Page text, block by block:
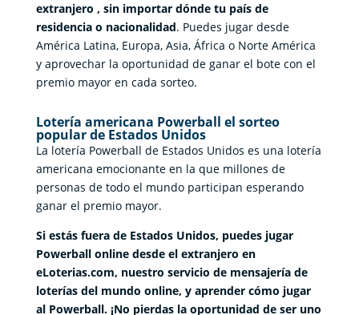
extranjero , sin importar dónde tu país de
residencia o nacionalidad. Puedes jugar desde
América Latina, Europa, Asia, África o Norte América
y aprovechar la oportunidad de ganar el bote con el
premio mayor en cada sorteo.
Lotería americana Powerball el sorteo
popular de Estados Unidos
La lotería Powerball de Estados Unidos es una lotería
americana emocionante en la que millones de
personas de todo el mundo participan esperando
ganar el premio mayor.
Si estás fuera de Estados Unidos, puedes jugar
Powerball online desde el extranjero en
eLoterias.com, nuestro servicio de mensajería de
loterías del mundo online, y aprender cómo jugar
al Powerball. ¡No pierdas la oportunidad de ser uno